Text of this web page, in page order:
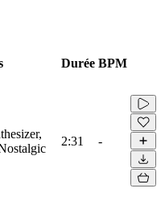
Durée BPM
2:31 -